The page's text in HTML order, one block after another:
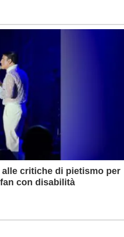
critiche di pietismo per
con disabilità